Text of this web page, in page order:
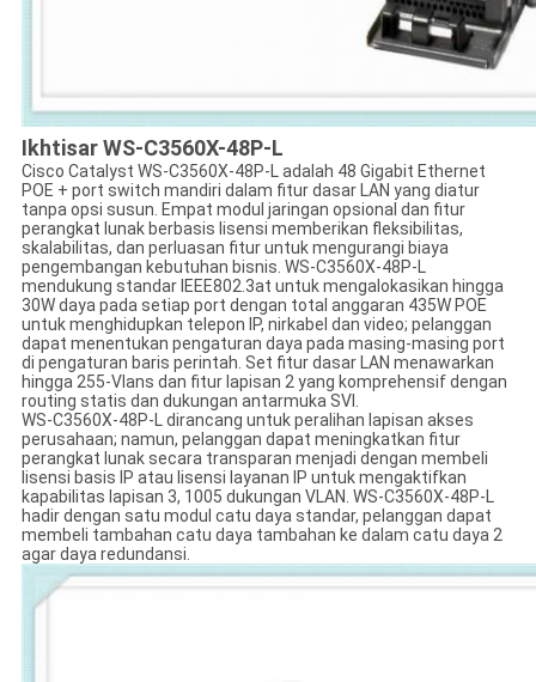
Ikhtisar WS-C3560X-48P-L
Cisco Catalyst WS-C3560X-48P-L adalah 48 Gigabit Ethernet
POE + port switch mandiri dalam fitur dasar LAN yang diatur
tanpa opsi susun. Empat modul jaringan opsional dan fitur
perangkat lunak berbasis lisensi memberikan fleksibilitas,
skalabilitas, dan perluasan fitur untuk mengurangi biaya
pengembangan kebutuhan bisnis. WS-C3560X-48P-L
mendukung standar IEEE802.3at untuk mengalokasikan hingga
30W daya pada setiap port dengan total anggaran 435W POE
untuk menghidupkan telepon IP, nirkabel dan video; pelanggan
dapat menentukan pengaturan daya pada masing-masing port
di pengaturan baris perintah. Set fitur dasar LAN menawarkan
hingga 255-Vlans dan fitur lapisan 2 yang komprehensif dengan
routing statis dan dukungan antarmuka SVI.
WS-C3560X-48P-L dirancang untuk peralihan lapisan akses
perusahaan; namun, pelanggan dapat meningkatkan fitur
perangkat lunak secara transparan menjadi dengan membeli
lisensi basis IP atau lisensi layanan IP untuk mengaktifkan
kapabilitas lapisan 3, 1005 dukungan VLAN. WS-C3560X-48P-L
hadir dengan satu modul catu daya standar, pelanggan dapat
membeli tambahan catu daya tambahan ke dalam catu daya 2
agar daya redundansi.